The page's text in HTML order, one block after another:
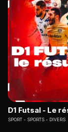
D1 Futsal - Le
SPORT SPORTS - DIVERS